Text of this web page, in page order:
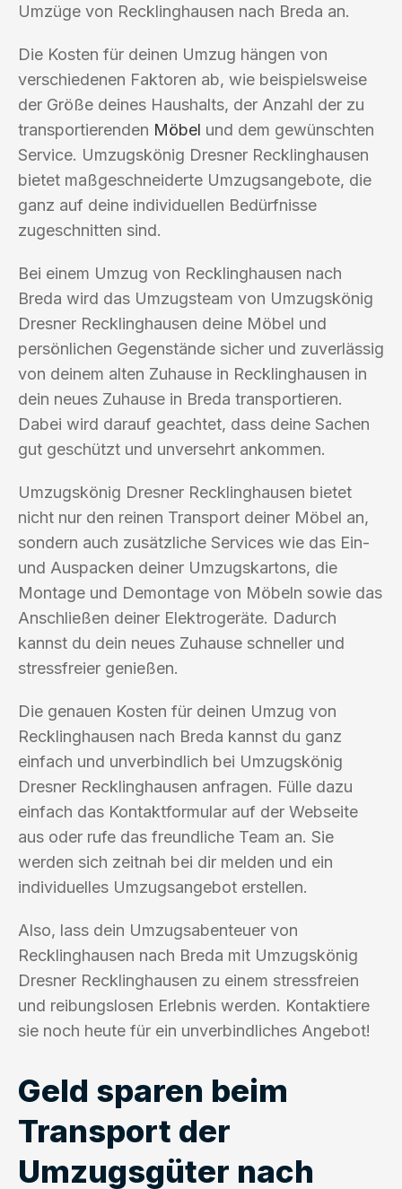
Umzüge von Recklinghausen nach Breda an.
Die Kosten für deinen Umzug hängen von
verschiedenen Faktoren ab, wie beispielsweise
der Größe deines Haushalts, der Anzahl der zu
transportierenden Möbel und dem gewünschten
Service. Umzugskönig Dresner Recklinghausen
bietet maßgeschneiderte Umzugsangebote, die
ganz auf deine individuellen Bedürfnisse
zugeschnitten sind.
Bei einem Umzug von Recklinghausen nach
Breda wird das Umzugsteam von Umzugskönig
Dresner Recklinghausen deine Möbel und
persönlichen Gegenstände sicher und zuverlässig
von deinem alten Zuhause in Recklinghausen in
dein neues Zuhause in Breda transportieren.
Dabei wird darauf geachtet, dass deine Sachen
gut geschützt und unversehrt ankommen.
Umzugskönig Dresner Recklinghausen bietet
nicht nur den reinen Transport deiner Möbel an,
sondern auch zusätzliche Services wie das Ein-
und Auspacken deiner Umzugskartons, die
Montage und Demontage von Möbeln sowie das
Anschließen deiner Elektrogeräte. Dadurch
kannst du dein neues Zuhause schneller und
stressfreier genießen.
Die genauen Kosten für deinen Umzug von
Recklinghausen nach Breda kannst du ganz
einfach und unverbindlich bei Umzugskönig
Dresner Recklinghausen anfragen. Fülle dazu
einfach das Kontaktformular auf der Webseite
aus oder rufe das freundliche Team an. Sie
werden sich zeitnah bei dir melden und ein
individuelles Umzugsangebot erstellen.
Also, lass dein Umzugsabenteuer von
Recklinghausen nach Breda mit Umzugskönig
Dresner Recklinghausen zu einem stressfreien
und reibungslosen Erlebnis werden. Kontaktiere
sie noch heute für ein unverbindliches Angebot!
Geld sparen beim
Transport der
Umzugsgüter nach